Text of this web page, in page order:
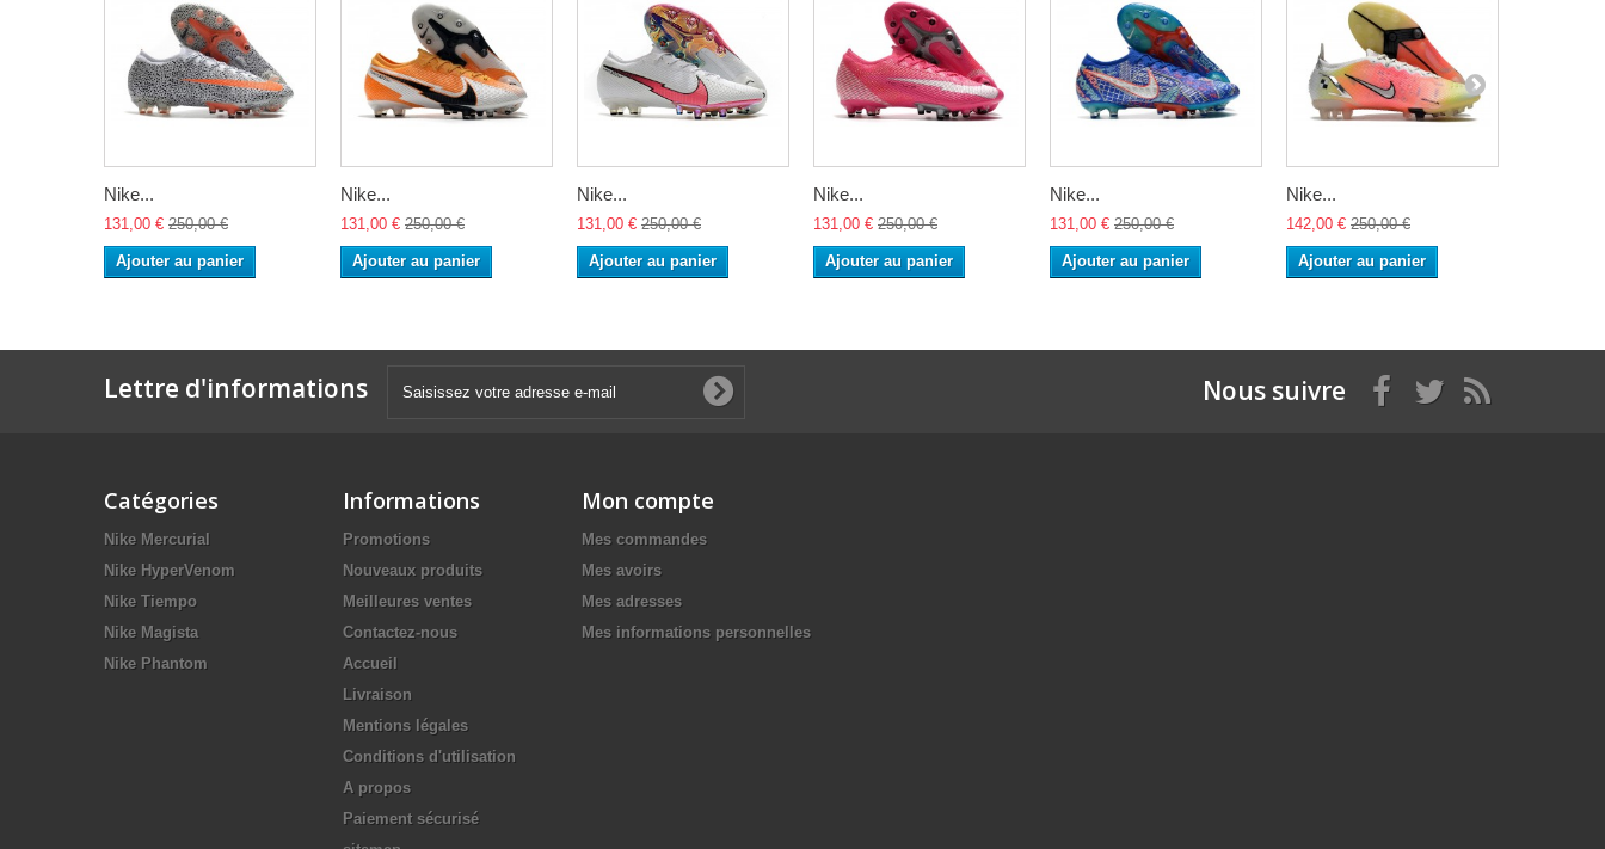
Nike...
131,00 € 250,00 €
Ajouter au panier
Nike...
131,00 € 250,00 €
Ajouter au panier
Nike...
131,00 € 250,00 €
Ajouter au panier
Nike...
131,00 € 250,00 €
Ajouter au panier
Nike...
131,00 € 250,00 €
Ajouter au panier
Nike...
142,00 € 250,00 €
Ajouter au panier
Lettre d'informations Nous suivre
Catégories
Nike Mercurial
Nike HyperVenom
Nike Tiempo
Nike Magista
Nike Phantom
Informations
Promotions
Nouveaux produits
Meilleures ventes
Contactez-nous
Accueil
Livraison
Mentions légales
Conditions d'utilisation
A propos
Paiement sécurisé
Mon compte
Mes commandes
Mes avoirs
Mes adresses
Mes informations personnelles